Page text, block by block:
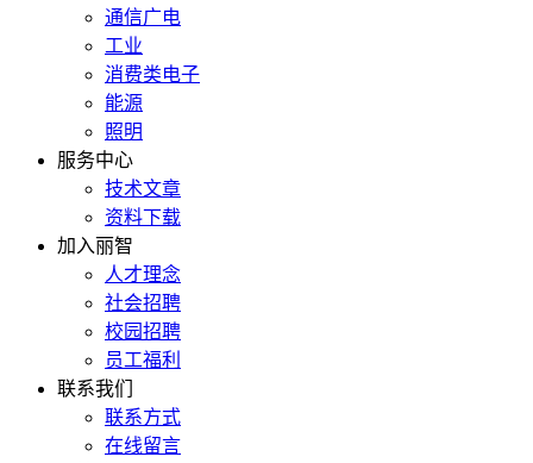
通信广电
工业
消费类电子
能源
照明
服务中心
技术文章
资料下载
加入丽智
人才理念
社会招聘
校园招聘
员工福利
联系我们
联系方式
在线留言